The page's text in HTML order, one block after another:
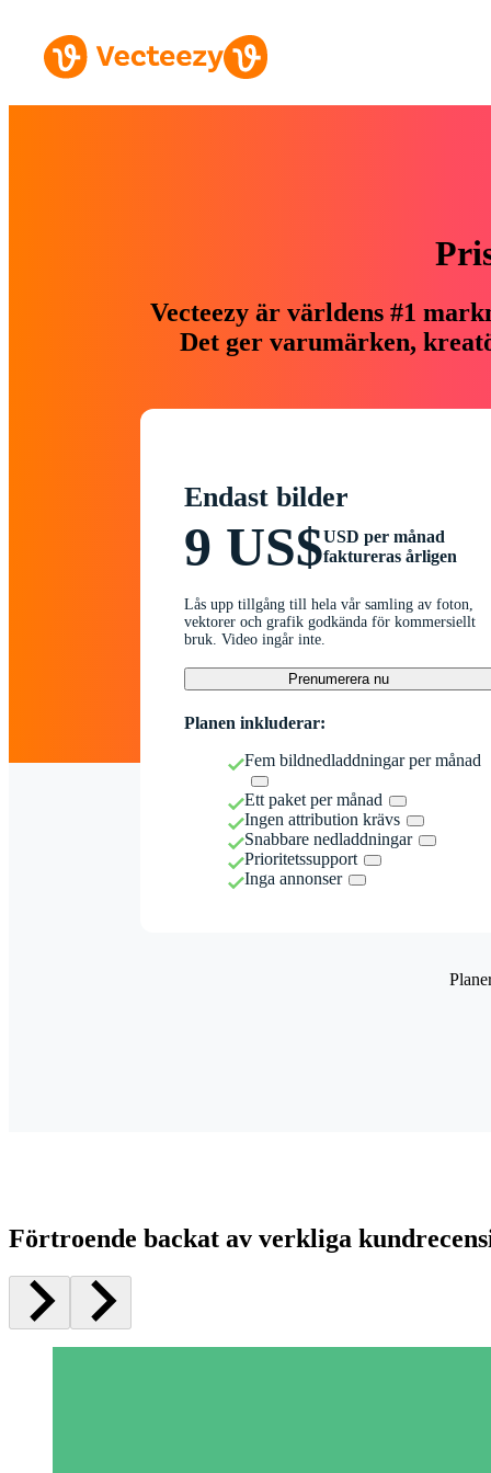
Vecteezy är världens #1
Det ger varumärken,
Endast bilder
9 US$USD per månad
faktureras årligen
Lås upp tillgång till hela vår samling av foton,
vektorer och grafik godkända för kommersiellt
bruk. Video ingår inte.
Prenumerera nu
Planen inkluderar:
Fem bildnedladdningar per månad
Ett paket per månad
Ingen attribution krävs
Snabbare nedladdningar
Prioritetssupport
Inga annonser
Förtroende backat av verkliga